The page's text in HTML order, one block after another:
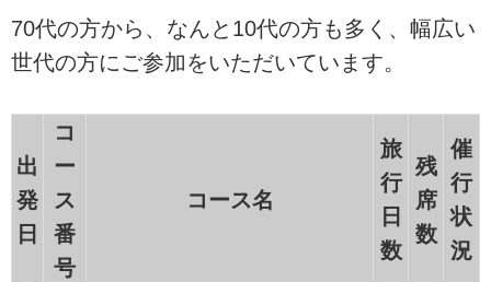
70代の方から、なんと10代の方も多く、幅広い
世代の方にご参加をいただいています。
出
発
日
コ
ー
ス
番
号
コース名
旅
行
日
数
残
席
数
催
行
状
況